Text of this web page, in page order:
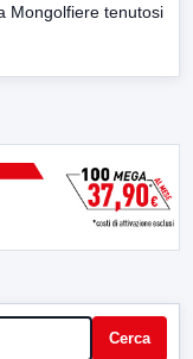
Mongolfiere tenutosi
Cerca